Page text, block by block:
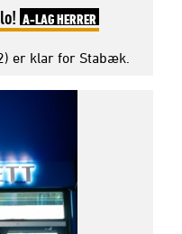
A-LAG HERRER
er klar for Stabæk.